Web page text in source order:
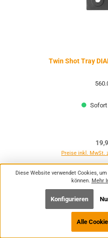
Twin Shot Tray
Preise inkl. MwSt.
Diese Website verwendet Cookies,
können. Mehr
Konfigurieren
Alle